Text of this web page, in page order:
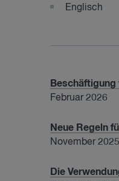
Englisch
Februar 2026
Neue Regeln
November 2025
Die